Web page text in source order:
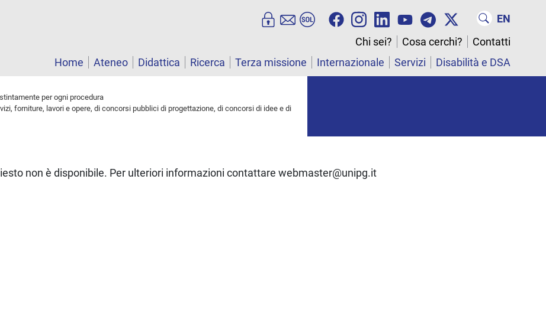
EN
Chi sei?
Cosa cerchi?
Contatti
Home
Ateneo Didattica Ricerca Terza missione Internazionale Servizi Disabilità e DSA
per ogni procedura
forniture, lavori e opere, di concorsi pubblici di progettazione, di concorsi di idee e di
non è disponibile. Per ulteriori informazioni contattare webmaster@unipg.it